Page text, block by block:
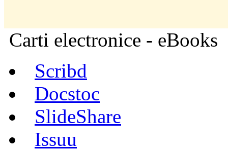
Carti electronice - eBooks
Scribd
Docstoc
SlideShare
Issuu